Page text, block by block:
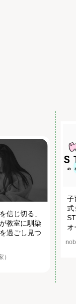
信じ切る」
教室に馴染
過ごし見つ
子
式
オ